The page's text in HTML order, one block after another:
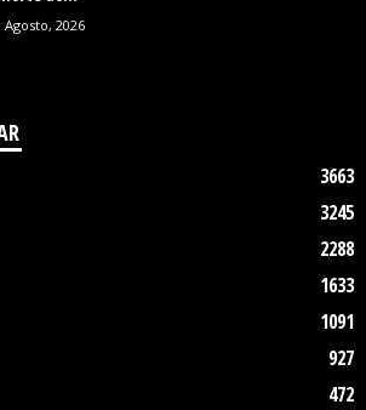
Agosto, 2026
3663
3245
2288
1633
1091
927
472